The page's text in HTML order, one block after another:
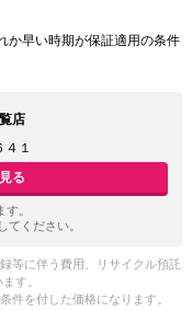
か早い時期が保証適用の条件
店
４１
る
。
てください。
等に伴う費用、リサイクル預託
す。
件を付した価格になります。